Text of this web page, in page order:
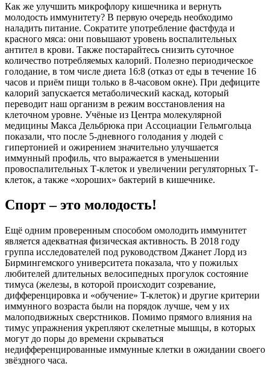
Как же улучшить микрофлору кишечника и вернуть
молодость иммунитету? В первую очередь необходимо
наладить питание. Сократите употребление фастфуда и
красного мяса: они повышают уровень воспалительных
антител в крови. Также постарайтесь снизить суточное
количество потребляемых калорий. Полезно периодическое
голодание, в том числе диета 16:8 (отказ от еды в течение 16
часов и приём пищи только в 8-часовом окне). При дефиците
калорий запускается метаболический каскад, который
переводит наш организм в режим восстановления на
клеточном уровне. Учёные из Центра молекулярной
медицины Макса Дельбрюка при Ассоциации Гельмгольца
показали, что после 5-дневного голодания у людей с
гипертонией и ожирением значительно улучшается
иммунный профиль, что выражается в уменьшении
провоспалительных Т-клеток и увеличении регуляторных Т-
клеток, а также «хороших» бактерий в кишечнике.
Спорт – это молодость!
Ещё одним проверенным способом омолодить иммунитет
является адекватная физическая активность. В 2018 году
группа исследователей под руководством Джанет Лорд из
Бирмингемского университета показала, что у пожилых
любителей длительных велосипедных прогулок состояние
тимуса (железы, в которой происходит созревание,
дифференцировка и «обучение» T-клеток) и другие критерии
иммунного возраста были на порядок лучше, чем у их
малоподвижных сверстников. Помимо прямого влияния на
тимус упражнения укрепляют скелетные мышцы, в которых
могут до поры до времени скрываться
недифференцированные иммунные клетки в ожидании своего
звёздного часа.